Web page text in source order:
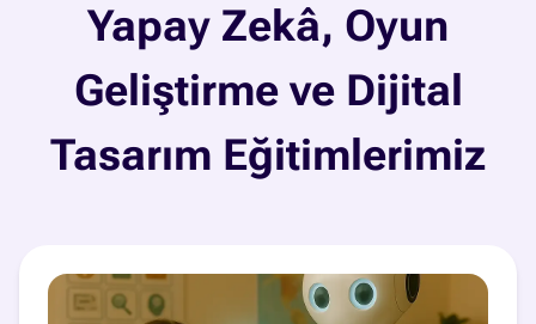
Yapay Zekâ, Oyun
Geliştirme ve Dijital
Tasarım Eğitimlerimiz